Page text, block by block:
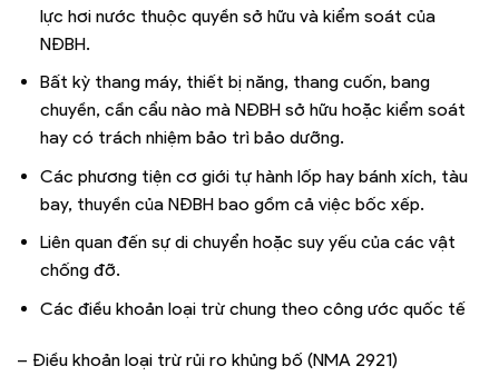
lực hơi nước thuộc quyền sở hữu và kiểm soát của
NĐBH.
Bất kỳ thang máy, thiết bị năng, thang cuốn, bang
chuyền, cần cẩu nào mà NĐBH sở hữu hoặc kiểm soát
hay có trách nhiệm bảo trì bảo dưỡng.
Các phương tiện cơ giới tự hành lốp hay bánh xích, tàu
bay, thuyền của NĐBH bao gồm cả việc bốc xếp.
Liên quan đến sự di chuyển hoặc suy yếu của các vật
chống đỡ.
Các điều khoản loại trừ chung theo công ước quốc tế
– Điều khoản loại trừ rủi ro khủng bố (NMA 2921)